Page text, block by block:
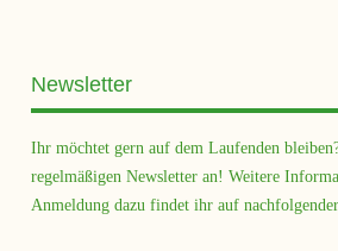
Newsletter
Ihr möchtet gern auf dem Laufenden
regelmäßigen Newsletter an! Weitere
Anmeldung dazu findet ihr auf